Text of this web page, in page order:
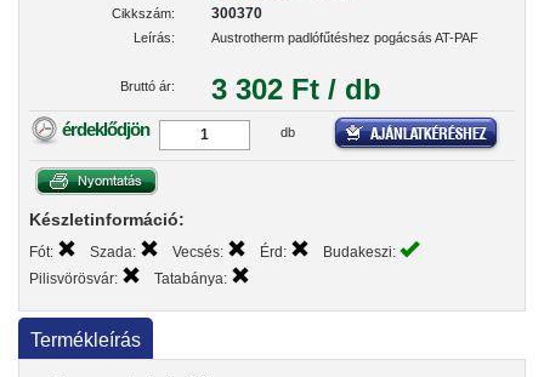
Cikkszám: 300370
Leírás: Austrotherm padlófűtéshez pogácsás AT-PAF
Bruttó ár: 3 302 Ft / db
érdeklődjön db
Készletinformáció:
Fót: Szada: Vecsés: Érd:
Budakeszi:
Pilisvörösvár:
Tatabánya:
Termékleírás